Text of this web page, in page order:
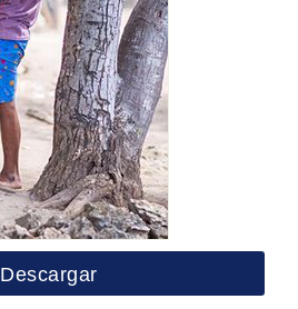
Descargar